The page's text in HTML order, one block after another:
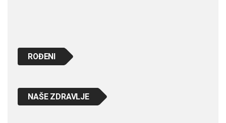
ROĐENI
NAŠE ZDRAVLJE